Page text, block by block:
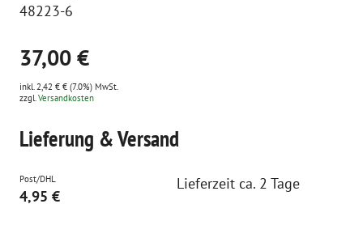
48223-6
37,00 €
inkl. 2,42 € € (7.0%) MwSt.
zzgl.Versandkosten
Lieferung & Versand
Post/DHL
4,95 €
Lieferzeit ca. 2 Tage